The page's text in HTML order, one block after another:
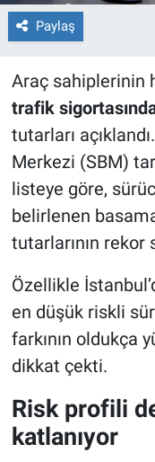
Paylaş
Araç sahiplerinin
trafik
tutarları
Merkezi (SBM)
listeye göre,
belirlenen
tutarlarının rekor
Özellikle
en düşük riskli
farkının oldukça
dikkat çekti.
Risk profili
katlanıyor